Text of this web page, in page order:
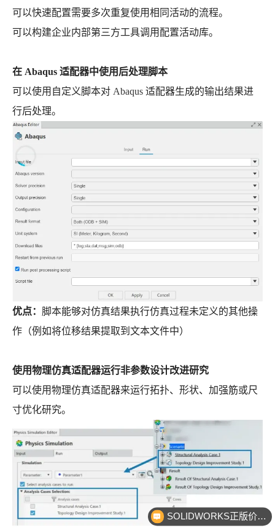
可以快速配置需要多次重复使⽤相同活动的流程。
可以构建企业内部第三方工具调用配置活动库。
在 Abaqus 适配器中使用后处理脚本
可以使用自定义脚本对 Abaqus 适配器生成的输出结果进
行后处理。
优点： 脚本能够对仿真结果执行仿真过程未定义的其他操
作（例如将位移结果提取到文本文件中）
使用物理仿真适配器运行非参数设计改进研究
可以使用物理仿真适配器来运行拓扑、形状、加强筋或尺
寸优化研究。
SOLIDWORKS正版价格？